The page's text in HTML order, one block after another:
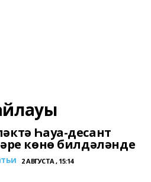
Һауа-десант
көнө билдәләнде
2 АВГУСТА , 15:14